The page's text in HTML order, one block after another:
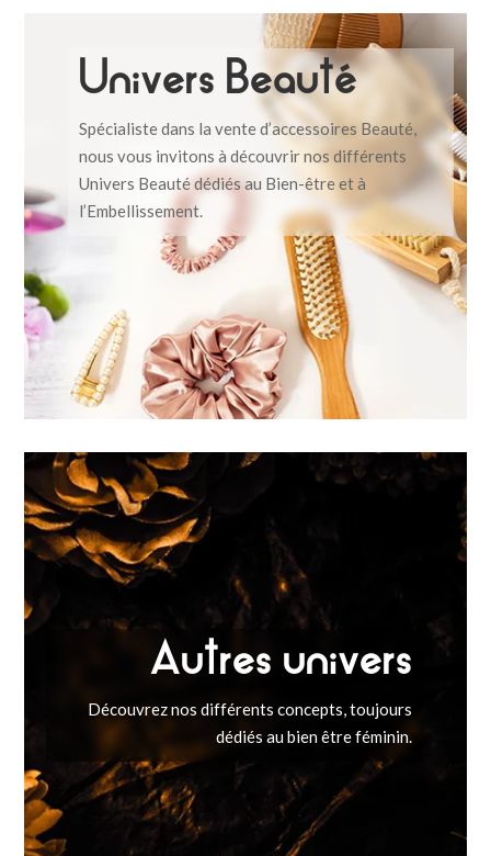
Univers Beauté
Spécialiste dans la vente d’accessoires Beauté,
nous vous invitons à découvrir nos différents
Univers Beauté dédiés au Bien-être et à
l’Embellissement.
Autres univers
Découvrez nos différents concepts, toujours
dédiés au bien être féminin.